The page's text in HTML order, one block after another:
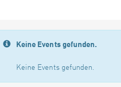
Keine Events gefunden.
Keine Events gefunden.